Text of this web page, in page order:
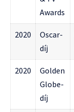
Awards
2020
Oscar-
díj
2020
Golden
Globe-
díj